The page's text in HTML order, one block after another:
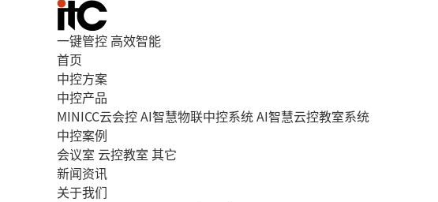
一键管控 高效智能
首页
中控方案
中控产品
MINICC云会控AI智慧物联中控系统AI智慧云控教室系统
中控案例
会议室 云控教室 其它
新闻资讯
关于我们